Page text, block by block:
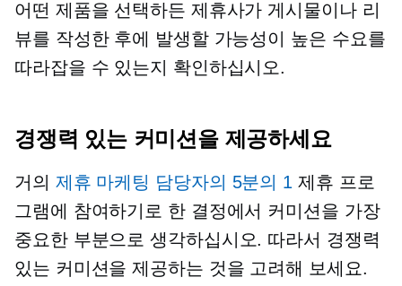
어떤 제품을 선택하든 제휴사가 게시물이나 리
뷰를 작성한 후에 발생할 가능성이 높은 수요를
따라잡을 수 있는지 확인하십시오.
경쟁력 있는 커미션을 제공하세요
거의 제휴 마케팅 담당자의 5분의 1 제휴 프로
그램에 참여하기로 한 결정에서 커미션을 가장
중요한 부분으로 생각하십시오. 따라서 경쟁력
있는 커미션을 제공하는 것을 고려해 보세요.